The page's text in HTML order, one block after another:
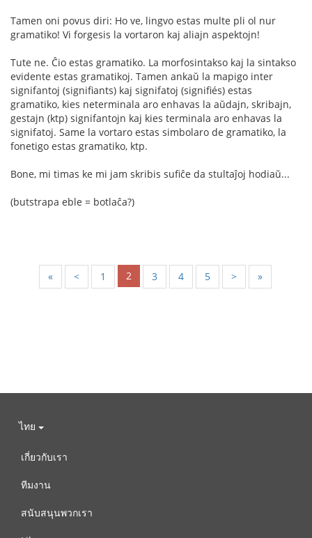
Tamen oni povus diri: Ho ve, lingvo estas multe pli ol nur
gramatiko! Vi forgesis la vortaron kaj aliajn aspektojn!
Tute ne. Ĉio estas gramatiko. La morfosintakso kaj la sintakso
evidente estas gramatikoj. Tamen ankaŭ la mapigo inter
signifantoj (signifiants) kaj signifatoj (signifiés) estas
gramatiko, kies neterminala aro enhavas la aŭdajn, skribajn,
gestajn (ktp) signifantojn kaj kies terminala aro enhavas la
signifatoj. Same la vortaro estas simbolaro de gramatiko, la
fonetigo estas gramatiko, ktp.
Bone, mi timas ke mi jam skribis sufiĉe da stultaĵoj hodiaŭ...
(butstrapa eble = botlaĉa?)
« < 1 2 3 4 5 > »
ไทย
เกี่ยวกับเรา
ทีมงาน
สนับสนุนพวกเรา